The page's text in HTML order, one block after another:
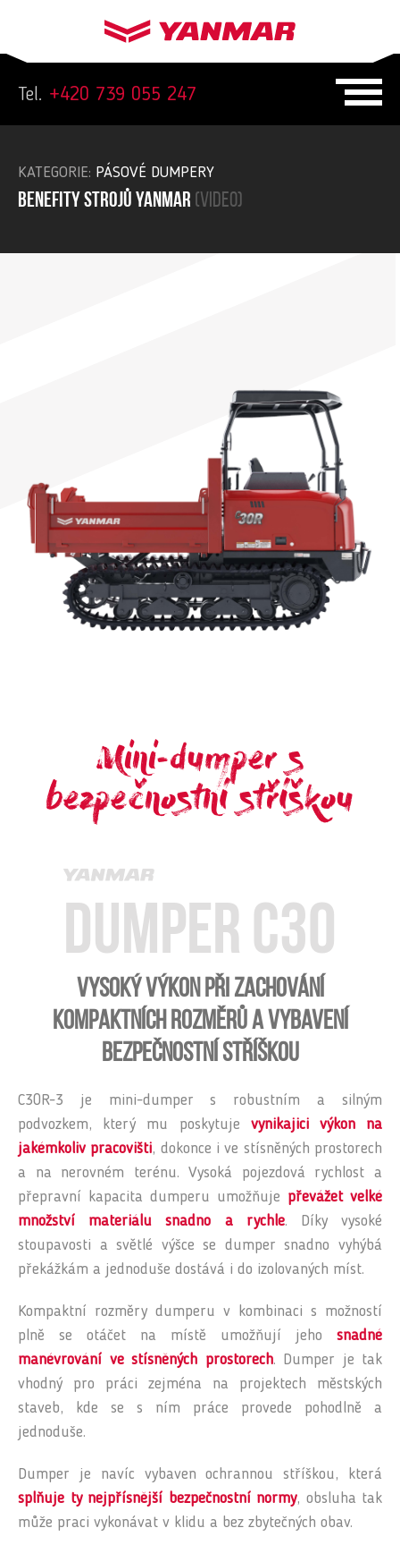
Tel. +420 739 055 247
KATEGORIE: PÁSOVÉ DUMPERY
Benefity strojů yanmar (video)
Mini-dumper s
bezpečnostní stříškou
Dumper C30
Vysoký výkon při zachování
kompaktních rozměrů a vybavení
bezpečnostní stříškou
C30R-3 je mini-dumper s robustním a silným
podvozkem, který mu poskytuje vynikajici výkon na
jakémkoliv pracovišti, dokonce i ve stísněných prostorech
a na nerovném terénu. Vysoká pojezdová rychlost a
přepravní kapacita dumperu umožňuje převážet velké
množství materiálu snadno a rychle. Díky vysoké
stoupavosti a světlé výšce se dumper snadno vyhýbá
překážkám a jednoduše dostává i do izolovaných míst.
Kompaktní rozměry dumperu v kombinaci s možností
plně se otáčet na místě umožňují jeho snadné
manévrování ve stísněných prostorech. Dumper je tak
vhodný pro práci zejména na projektech městských
staveb, kde se s ním práce provede pohodlně a
jednoduše.
Dumper je navíc vybaven ochrannou stříškou, která
splňuje ty nejpřísnější bezpečnostní normy, obsluha tak
může praci vykonávat v klidu a bez zbytečných obav.